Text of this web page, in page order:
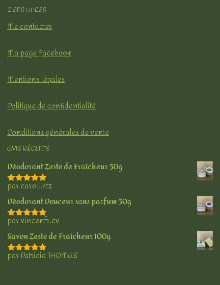
LIENS UTILES
Me contacter
Ma page Facebook
Mentions légales
Politique de confidentialité
Conditions générales de vente
AVIS RÉCENTS
Déodorant Zeste de Fraîcheur 50g
Note5
par caroli.htz
Déodorant Douceur sans parfum 50g
Note 5
par vincenfr.cv
Savon Zeste de Fraîcheur 100g
Note5
par Patricia THOMAS